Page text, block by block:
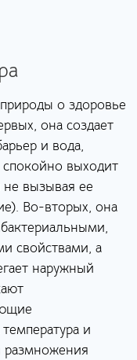
о здоровье
она создает
и вода,
выходит
вызывая ее
Во-вторых, она
свойствами, а
наружный
и
размножения